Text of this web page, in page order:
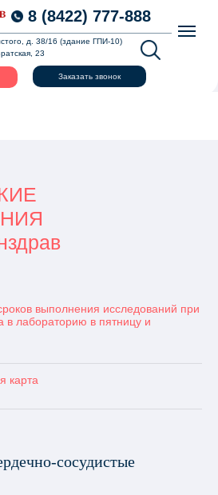
д. 38/16 (здание ГПИ-10)
Заказать звонок
8 (8422) 777-888
23
выполнения исследований при
в лабораторию в пятницу и
карта
сосудистые